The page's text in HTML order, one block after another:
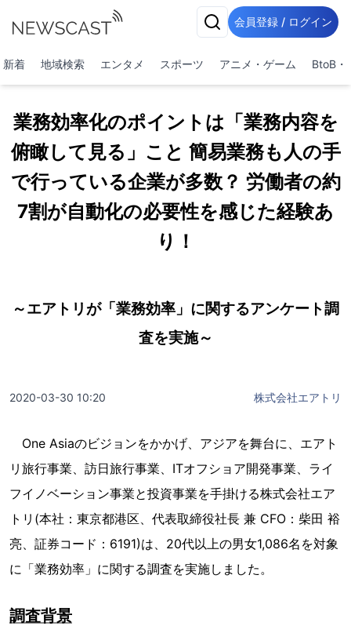
会員登録 / ログイン
新着 地域検索 エンタメ スポーツ アニメ・ゲーム BtoB・
業務効率化のポイントは「業務内容を
俯瞰して見る」こと 簡易業務も人の手
で行っている企業が多数？ 労働者の約
7割が自動化の必要性を感じた経験あ
り！
～エアトリが「業務効率」に関するアンケート調
査を実施～
2020-03-30 10:20 株式会社エアトリ
One Asiaのビジョンをかかげ、アジアを舞台に、エアト
リ旅行事業、訪日旅行事業、ITオフショア開発事業、ライ
フイノベーション事業と投資事業を手掛ける株式会社エア
トリ(本社：東京都港区、代表取締役社長 兼 CFO：柴田 裕
亮、証券コード：6191)は、20代以上の男女1,086名を対象
に「業務効率」に関する調査を実施しました。
調査背景